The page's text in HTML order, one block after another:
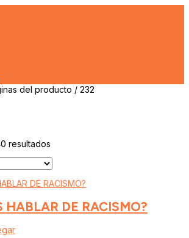
del producto / 232
resultados
HABLAR DE RACISMO?